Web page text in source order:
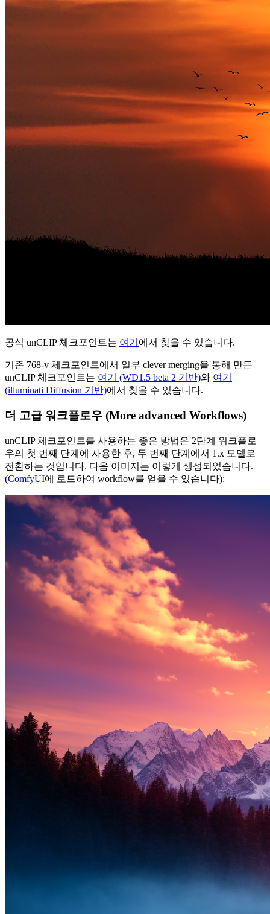
공식 unCLIP 체크포인트는 여기 에서 찾을 수 있습니다.
기존 768-v 체크포인트에서 일부 clever merging을 통해 만든
unCLIP 체크포인트는 여기 (WD1.5 beta 2 기반)와 여기
(illuminati Diffusion 기반)에서 찾을 수 있습니다.
더 고급 워크플로우 (More advanced Workflows)
unCLIP 체크포인트를 사용하는 좋은 방법은 2단계 워크플로
우의 첫 번째 단계에 사용한 후, 두 번째 단계에서 1.x 모델로
전환하는 것입니다. 다음 이미지는 이렇게 생성되었습니다.
(ComfyUI에 로드하여 workflow를 얻을 수 있습니다):